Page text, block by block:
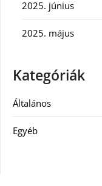
2025. június
2025. május
Kategóriák
Általános
Egyéb